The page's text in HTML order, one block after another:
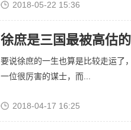
2018-05-22 15:36
徐庶是三国最被高估
要说徐庶的一生也算是比较走运了
一位很厉害的谋士，而...
2018-04-17 16:25